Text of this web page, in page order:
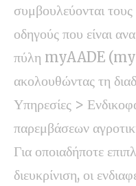
συμβουλεύονται τους
οδηγούς που είναι
πύλη myAADE (
ακολουθώντας τη
Υπηρεσίες >
παρεμβάσεων
Για οποιαδήποτε
διευκρίνιση, οι